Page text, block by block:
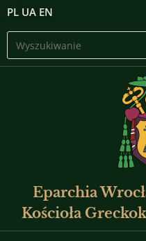
PL UA EN
Eparchia
Kościoła